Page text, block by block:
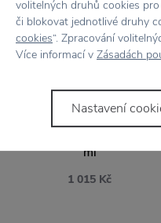
STRÖMSHAGA
Keramická čajová
ml
1 015 Kč
volitelných druhů cookies
či blokovat jednotlivé druhy
cookies“. Zpracování
Více informací v Zásadách
Nastavení